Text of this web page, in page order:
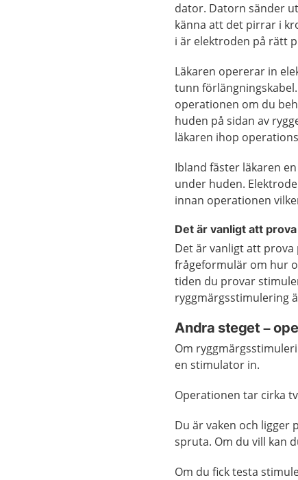
dator. Datorn sänder
känna att det pirrar i
i är elektroden på rätt
Läkaren opererar in
tunn
operationen om du
huden på sidan av
läkaren ihop
Ibland fäster läkaren
under huden.
innan operationen
Det är vanligt att
Det är vanligt att
frågeformulär om hur
tiden du provar
ryggmärgsstimulering
Andra steget –
Om
en stimulator in.
Operationen tar cirka
Du är vaken och ligger
spruta. Om du vill kan
Om du fick testa